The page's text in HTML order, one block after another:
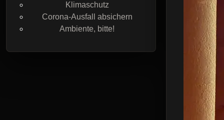
Klimaschutz
Corona-Ausfall absichern
Ambiente, bitte!